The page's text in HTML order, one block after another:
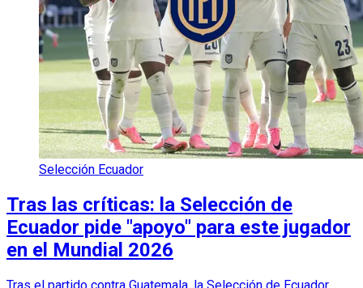
Selección Ecuador
Tras las críticas: la Selección de
Ecuador pide "apoyo" para este jugador
en el Mundial 2026